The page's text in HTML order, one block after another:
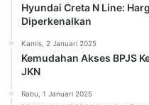
Hyundai Creta N Line:
Diperkenalkan
Kamis, 2 Januari 2025
Kemudahan Akses BPJS
JKN
Rabu, 1 Januari 2025